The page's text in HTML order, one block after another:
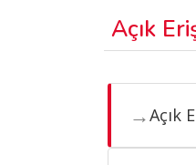
Açık
→Açık